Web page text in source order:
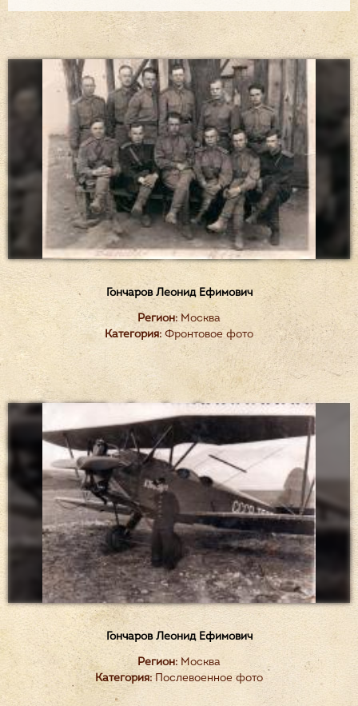
Гончаров Леонид Ефимович
Регион: Москва
Категория: Фронтовое фото
Гончаров Леонид Ефимович
Регион: Москва
Категория:Послевоенное фото